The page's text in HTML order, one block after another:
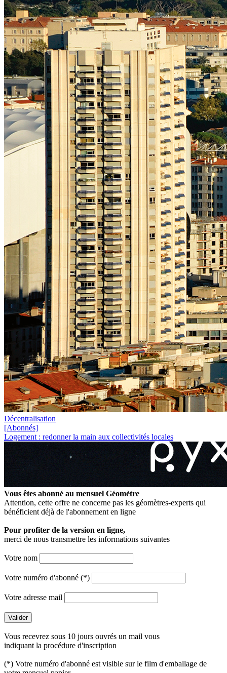
Décentralisation
[Abonnés]
Logement : redonner la main aux collectivités locales
Vous êtes abonné au mensuel Géomètre
Attention, cette offre ne concerne pas les géomètres-experts qui
bénéficient déjà de l'abonnement en ligne
Pour profiter de la version en ligne,
merci de nous transmettre les informations suivantes
Votre nom
Votre numéro d'abonné (*)
Votre adresse mail
Vous recevrez sous 10 jours ouvrés un mail vous
indiquant la procédure d'inscription
(*) Votre numéro d'abonné est visible sur le film d'emballage de